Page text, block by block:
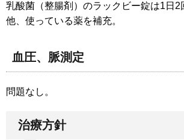
乳酸菌（整腸剤）のラックビー錠は1日2
他、使っている薬を補充。
血圧、脈測定
問題なし。
治療方針